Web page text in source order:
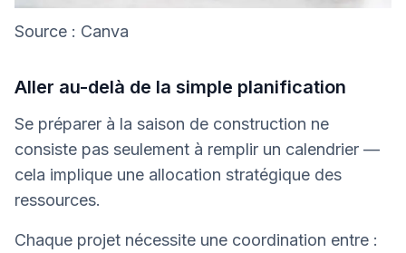
Source : Canva
Aller au-delà de la simple planification
Se préparer à la saison de construction ne
consiste pas seulement à remplir un calendrier —
cela implique une allocation stratégique des
ressources.
Chaque projet nécessite une coordination entre :